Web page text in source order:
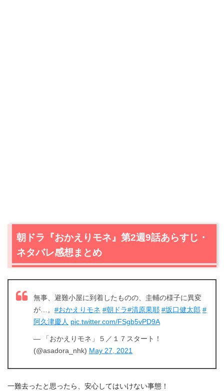
朝ドラ『おかえりモネ』第2週9話あらすじ・
ネタバレ感想まとめ
無事、避難小屋に到着したものの、圭輔の様子に異変
が…。 #おかえりモネ #朝ドラ#清原果耶 #坂口健太郎 #
阿久津慶人 pic.twitter.com/FSgb5vPD9A
— 「おかえりモネ」５／１７スタート！
(@asadora_nhk) May 27, 2021
一難去ったと思ったら、安心してはいけない事態！